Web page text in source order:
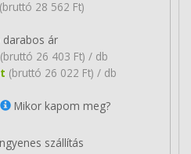
(bruttó 28 562 Ft)
darabos ár
(bruttó 26 403 Ft) / db
(bruttó 26 022 Ft) / db
Mikor kapom meg?
szállítás